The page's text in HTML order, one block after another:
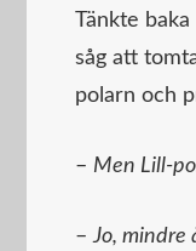
Tänkte
såg att
polarn och
– Men Lill-
–Jo, mindre